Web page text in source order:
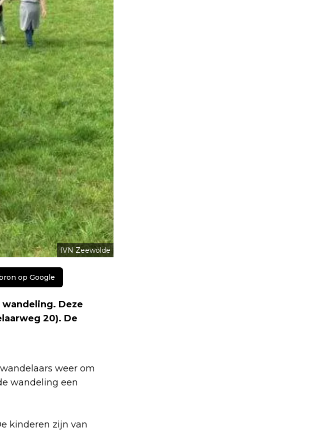
IVN Zeewolde
op Google
Deze
20). De
weer om
wandeling een
kinderen zijn van